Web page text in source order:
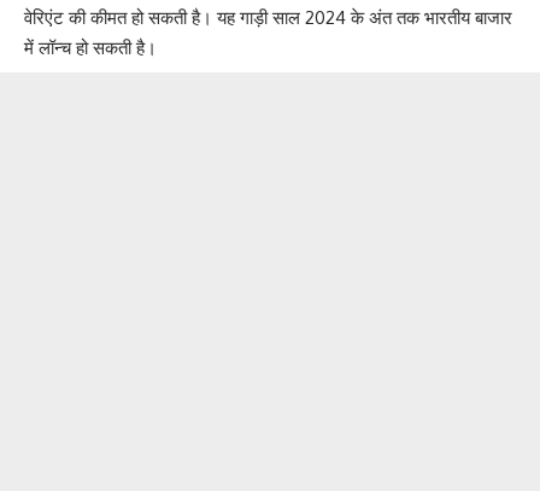
वेरिएंट की कीमत हो सकती है। यह गाड़ी साल 2024 के अंत तक भारतीय बाजार
में लॉन्च हो सकती है।